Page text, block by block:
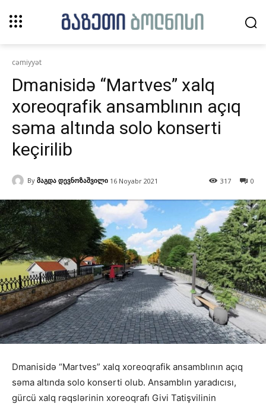
cəmiyyət
Dmanisidə “Martves” xalq
xoreoqrafik ansamblının açıq
səma altında solo konserti
keçirilib
By მაგდა დევნოზაშვილი 16 Noyabr 2021 0
317
Dmanisidə “Martves” xalq xoreoqrafik ansamblının açıq
səma altında solo konserti olub. Ansamblın yaradıcısı,
gürcü xalq rəqslərinin xoreoqrafı Givi Tatişvilinin